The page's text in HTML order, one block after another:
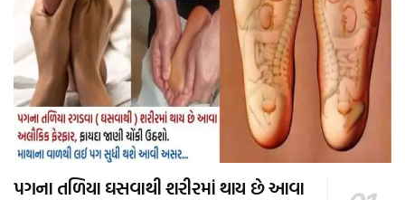
પગના તળિયા ઘસવાથી શરીરમાં થાય છે આવા